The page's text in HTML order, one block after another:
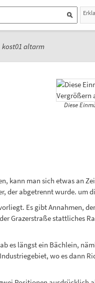
kost01 altarm
Diese
kann man sich etwas an
abgetrennt wurde. um
Es gibt Annahmen,
Grazerstraße stattliches
es längst ein Bächlein,
wo es dann